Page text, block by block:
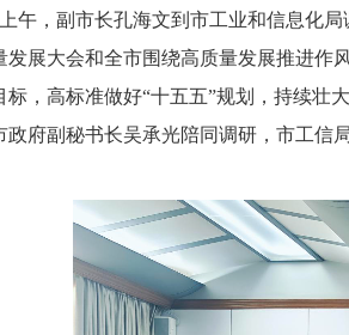
，副市长孔海文到市工业和信息化局
发展大会和全市围绕高质量发展推进作
标，高标准做好“十五五”规划，持续壮
政府副秘书长吴承光陪同调研，市工信